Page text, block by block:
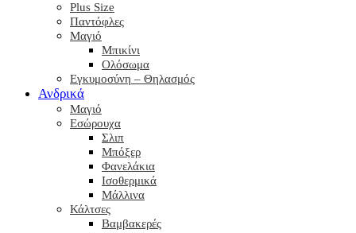
Plus Size
Παντόφλες
Μαγιό
Μπικίνι
Ολόσωμα
Εγκυμοσύνη – Θηλασμός
Ανδρικά
Μαγιό
Εσώρουχα
Σλιπ
Μπόξερ
Φανελάκια
Ισοθερμικά
Μάλλινα
Κάλτσες
Βαμβακερές